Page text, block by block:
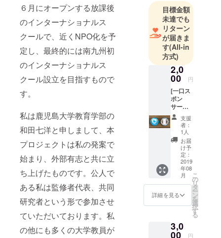
６月にオープンする放課後
のインターナショナルス
クールで、近くNPO化を予
定し、最終的には南九州初
のインターナショナルス
クール設立を目指すもので
す。
私は鹿児島大学教育学部の
和田七洋と申しまして、本
プロジェクトは私の発案で
始まり、外部有志と共に立
ち上げたものです。公人で
ある私は監修者代表、共同
研究者という形で参加させ
ていただいております。私
の他にも多くの大学教員が
目標金額
未達でも
リターン
が届きま
す(All-in
方式)
2,0
00 円
[一口ス
ポン
サー
コース]
お礼状
＋オリ
ジナル
缶バッ
ターナ
ショナ
ルの設
立にご
賛同い
ただけ
る方に
ちに大
人気の
支援
者：
1人
お届
け予
定：
2019
年08
月
詳細を見る
こ
の
リ
タ
ー
ン
を
選
択
す
る
3,0
00 円